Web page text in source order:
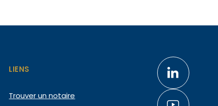
LIENS
Trouver un notaire